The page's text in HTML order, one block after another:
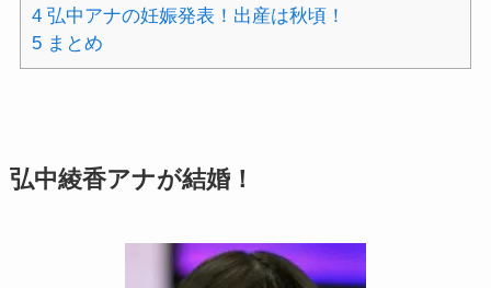
4弘中アナの妊娠発表！出産は秋頃！
5まとめ
弘中綾香アナが結婚！